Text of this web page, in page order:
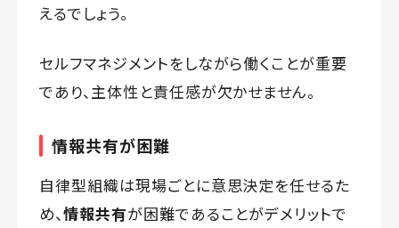
えるでしょう。
セルフマネジメントをしながら働くことが重要
であり、主体性と責任感が欠かせません。
情報共有が困難
自律型組織は現場ごとに意思決定を任せるた
め、情報共有が困難であることがデメリットで